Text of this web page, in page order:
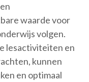
waarde voor
volgen.
lesactiviteiten en
kunnen
en optimaal